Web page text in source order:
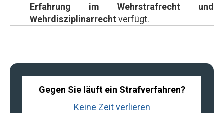
Erfahrung im Wehrstrafrecht und
Wehrdisziplinarrecht verfügt.
Gegen Sie läuft ein Strafverfahren?
Keine Zeit verlieren